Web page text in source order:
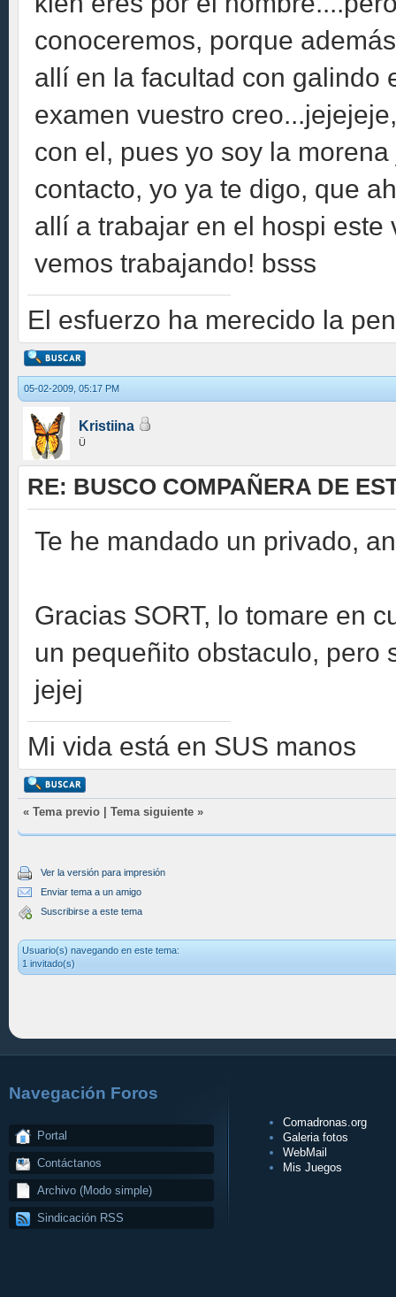
conoceremos, porque
allí en la facultad con galindo
examen vuestro
con el, pues yo soy la
contacto, yo ya te digo, que
allí a trabajar en el hospi
vemos trabajando! bsss
El esfuerzo ha merecido la
05-02-2009, 05:17 PM
Kristiina
Ü
RE: BUSCO COMPAÑERA DE
Te he mandado un privado,
Gracias SORT, lo tomare en
un pequeñito obstaculo, pero
jejej
Mi vida está en SUS manos
« Tema previo Tema siguiente »
Ver la versión para impresión
Enviar tema a un amigo
Suscribirse a este tema
Usuario(s) navegando en este tema:
1 invitado(s)
Navegación Foros
Portal
Contáctanos
Archivo (Modo simple)
Sindicación RSS
Comadronas.org
Galeria fotos
WebMail
Mis Juegos